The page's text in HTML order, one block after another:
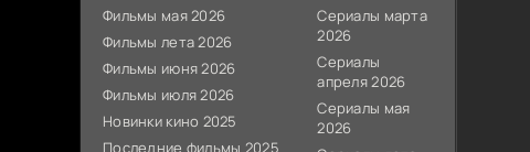
Фильмы мая 2026
Фильмы лета 2026
Фильмы июня 2026
Фильмы июля 2026
Новинки кино 2025
Последние фильмы 2025
Сериалы марта
2026
Сериалы
апреля 2026
Сериалы мая
2026